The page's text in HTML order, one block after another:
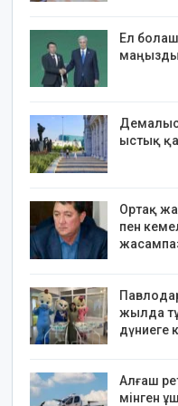
Ел
Демалыс
ыстық
Ортақ
пен
жылда
дүниеге
Алғаш
мінген